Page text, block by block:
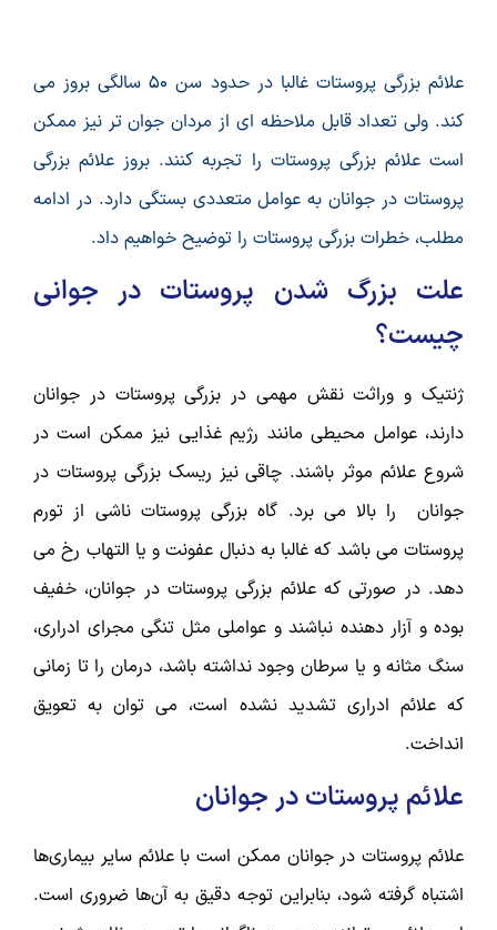
علائم بزرگی پروستات غالبا در حدود سن ۵۰ سالگی بروز می
کند. ولی تعداد قابل ملاحظه ای از مردان جوان تر نیز ممکن
است علائم بزرگی پروستات را تجربه کنند. بروز علائم بزرگی
پروستات در جوانان به عوامل متعددی بستگی دارد. در ادامه
مطلب، خطرات بزرگی پروستات را توضیح خواهیم داد.
علت بزرگ شدن پروستات در جوانی
چیست؟
ژنتیک و وراثت نقش مهمی در بزرگی پروستات در جوانان
دارند، عوامل محیطی مانند رژیم غذایی نیز ممکن است در
شروع علائم موثر باشند. چاقی نیز ریسک بزرگی پروستات در
جوانان را بالا می برد. گاه بزرگی پروستات ناشی از تورم
پروستات می باشد که غالبا به دنبال عفونت و یا التهاب رخ می
دهد. در صورتی که علائم بزرگی پروستات در جوانان، خفیف
بوده و آزار دهنده نباشند و عواملی مثل تنگی مجرای ادراری،
سنگ مثانه و یا سرطان وجود نداشته باشد، درمان را تا زمانی
که علائم ادراری تشدید نشده است، می توان به تعویق
انداخت.
علائم پروستات در جوانان
علائم پروستات در جوانان ممکن است با علائم سایر بیماری‌ها
اشتباه گرفته شود، بنابراین توجه دقیق به آن‌ها ضروری است.